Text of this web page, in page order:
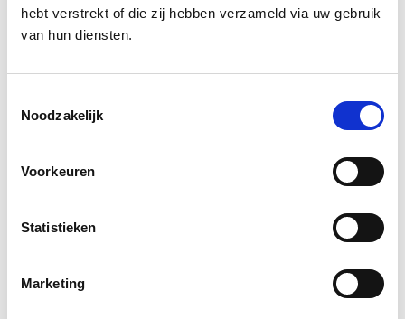
hebt verstrekt of die zij hebben verzameld via uw gebruik
van hun diensten.
Noodzakelijk
Voorkeuren
Statistieken
Marketing
markt kan groeien. We hebben deze inzichten
nodig om de businesscase te verfijnen en te
begrijpen welk niveau van investering vereist
is en gerechtvaardigd is. Daarom hebben we
strategisch gekozen om een haalbaar
testen, leren en verbeteren voordat we het
Agile ontwikkeling